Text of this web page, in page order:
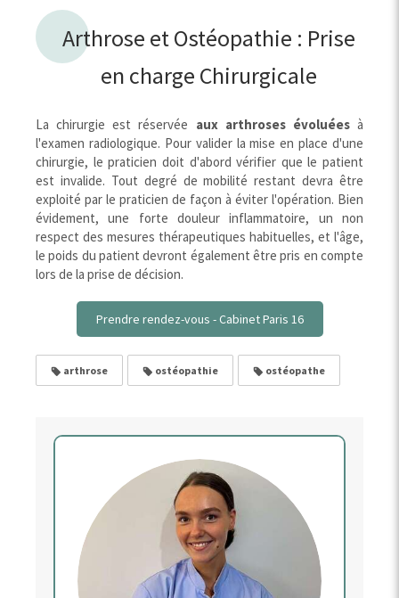
Arthrose et Ostéopathie : Prise
en charge Chirurgicale
La chirurgie est réservée aux arthroses évoluéesà
l'examen radiologique. Pour valider la mise en place d'une
chirurgie, le praticien doit d'abord vérifier que le patient
est invalide. Tout degré de mobilité restant devra être
exploité par le praticien de façon à éviter l'opération. Bien
évidement, une forte douleur inflammatoire, un non
respect des mesures thérapeutiques habituelles, et l'âge,
le poids du patient devront également être pris en compte
lors de la prise de décision.
Prendre rendez-vous - Cabinet Paris 16
arthrose ostéopathie ostéopathe